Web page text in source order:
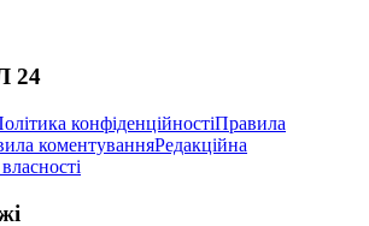
24
конфіденційностіПравила
коментуванняРедакційна